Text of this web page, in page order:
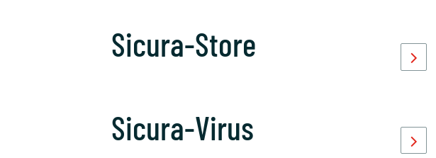
Sicura-Store
Sicura-Virus